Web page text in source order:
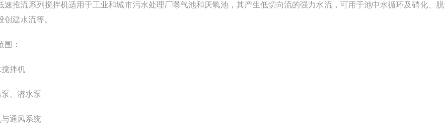
流系列搅拌机适用于工业和城市污水处理厂曝气池和厌氧池，其产生低切向流的强力水流，可用于池中水循环及硝化、
创建水流等。
围：
搅拌机
、潜水泵
通风系统